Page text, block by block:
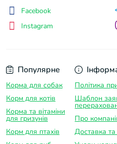
Популярне
Корма для собак
Корм для котів
Корма та вітаміни
для гризунів
Корм для птахів
Політика
Шаблон
Про
Доставка
Facebook
Instagram